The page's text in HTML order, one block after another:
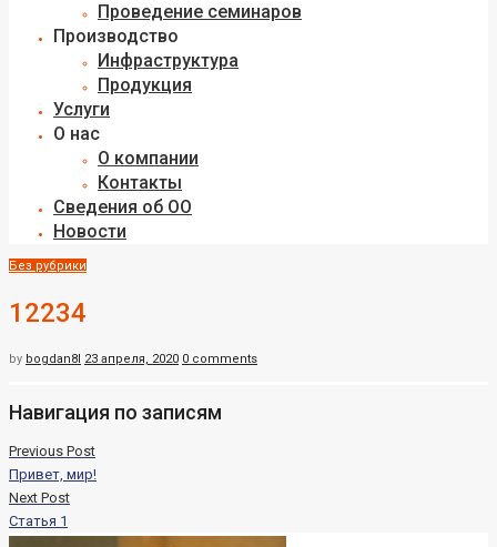
Проведение семинаров
Производство
Инфраструктура
Продукция
Услуги
О нас
О компании
Контакты
Сведения об ОО
Новости
Без рубрики
12234
by bogdan8l 23 апреля, 2020 0 comments
Навигация по записям
Previous Post
Привет, мир!
Next Post
Статья 1